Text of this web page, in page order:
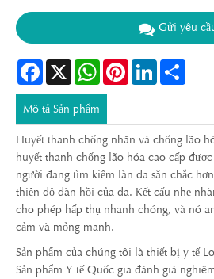
Gửi yêu
Facebook
X WhatsAppPinterestLinkedIn
Mô tả Sản phẩm
Huyết thanh chống nhăn và chống lão
huyết thanh chống lão hóa cao cấp
người đang tìm kiếm làn da săn chắc
thiện độ đàn hồi của da. Kết cấu nhẹ
cho phép hấp thụ nhanh chóng, và nó
cảm và mỏng manh.
Sản phẩm của chúng tôi là thiết bị y tế
Sản phẩm Y tế Quốc gia đánh giá